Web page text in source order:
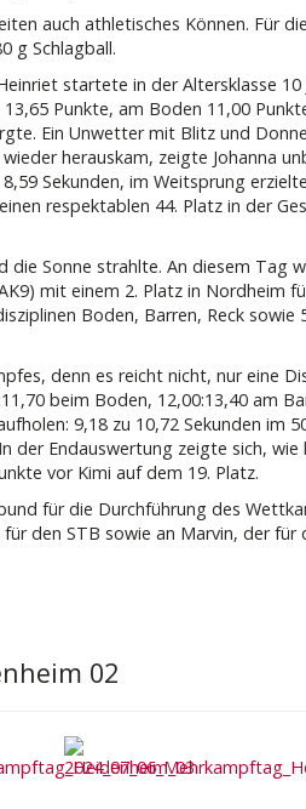
auch athletisches Können. Für
g Schlagball.
startete in der Altersklasse
Punkte, am Boden 11,00
Ein Unwetter mit Blitz und
herauskam, zeigte Johanna
Sekunden, im Weitsprung
respektablen 44. Platz in der
Sonne strahlte. An diesem Tag
mit einem 2. Platz in Nordheim
Boden, Barren, Reck
denn es reicht nicht, nur eine
beim Boden, 12,00:13,40 am
9,18 zu 10,72 Sekunden im
der Endauswertung zeigte sich,
vor Kimi auf dem 19. Platz.
für die Durchführung des
den STB sowie an Marvin, der für